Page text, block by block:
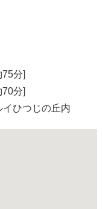
分]
分]
イひつじの丘内